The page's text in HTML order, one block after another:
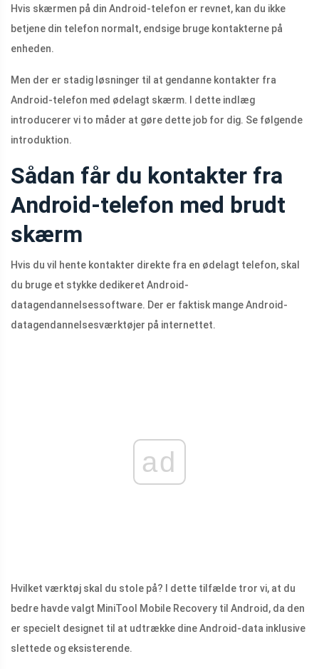
Hvis skærmen på din Android-telefon er revnet, kan du ikke
betjene din telefon normalt, endsige bruge kontakterne på
enheden.
Men der er stadig løsninger til at gendanne kontakter fra
Android-telefon med ødelagt skærm. I dette indlæg
introducerer vi to måder at gøre dette job for dig. Se følgende
introduktion.
Sådan får du kontakter fra
Android-telefon med brudt
skærm
Hvis du vil hente kontakter direkte fra en ødelagt telefon, skal
du bruge et stykke dedikeret Android-
datagendannelsessoftware. Der er faktisk mange Android-
datagendannelsesværktøjer på internettet.
ad
Hvilket værktøj skal du stole på? I dette tilfælde tror vi, at du
bedre havde valgt MiniTool Mobile Recovery til Android, da den
er specielt designet til at udtrække dine Android-data inklusive
slettede og eksisterende.